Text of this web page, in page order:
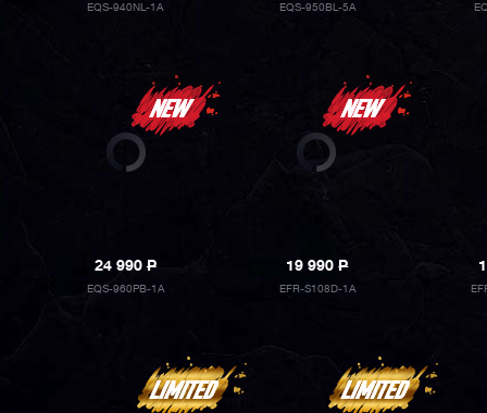
EQS-940NL-1A EQS-950BL-5A
24 990P
EQS-960PB-1A
19 990P
EFR-S108D-1A